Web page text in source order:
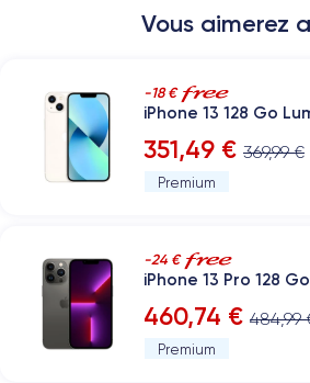
Vous aimerez
-18 €
iPhone 13 128 Go
351,49 € 369,99 €
Premium
-24 €
iPhone 13 Pro 128
460,74 € 484,99
Premium